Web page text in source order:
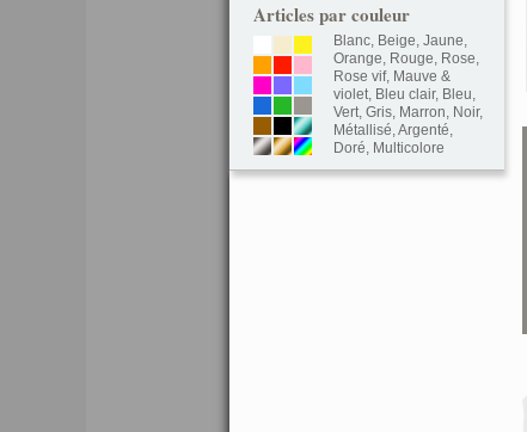
Articles par couleur
Blanc, Beige, Jaune,
Orange, Rouge, Rose,
Rose vif, Mauve &
violet, Bleu clair, Bleu,
Vert, Gris, Marron, Noir,
Métallisé,Argenté,
Doré, Multicolore